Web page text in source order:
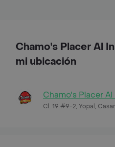
Chamo's Placer Al
mi ubicación
Chamo's Placer
Cl. 19 #9-2, Yopal,